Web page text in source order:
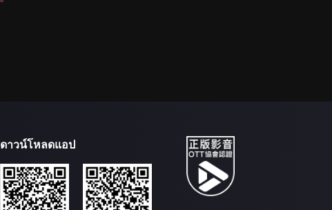
ดาวน์โหลดแอป